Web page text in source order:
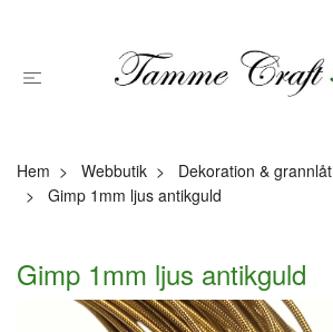
Hem Webbutik Dekoration & grannlåt
Gimp 1mm ljus antikguld
Gimp 1mm ljus antikguld